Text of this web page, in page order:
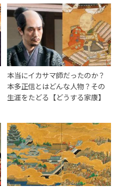
本当にイカサマ師だったのか？
本多正信とはどんな人物？その
生涯をたどる【どうする家康】